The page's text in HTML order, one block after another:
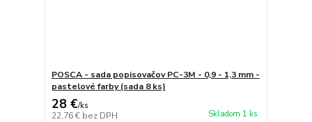
POSCA - sada popisovačov PC-3M - 0,9 - 1,3 mm -
pastelové farby (sada 8 ks)
28 €/ks
22,76 € bez DPH Skladom 1 ks